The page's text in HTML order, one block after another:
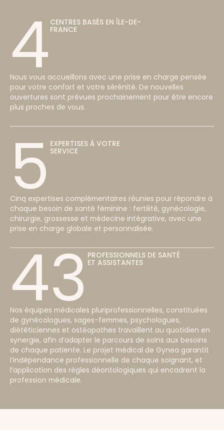
4 CENTRES BASÉS EN ÎLE-DE-
FRANCE
Nous vous accueillons avec une prise en charge pensée
pour votre confort et votre sérénité. De nouvelles
ouvertures sont prévues prochainement pour être encore
plus proches de vous.
5 EXPERTISES À VOTRE
SERVICE
Cinq expertises complémentaires réunies pour répondre à
chaque besoin de santé féminine : fertilité, gynécologie,
chirurgie, grossesse et médecine intégrative, avec une
prise en charge globale et personnalisée.
43PROFESSIONNELS DE SANTÉ
ET ASSISTANTES
Nos équipes médicales pluriprofessionnelles, constituées
de gynécologues, sages-femmes, psychologues,
diététiciennes et ostéopathes travaillent au quotidien en
synergie, afin d’adapter le parcours de soins aux besoins
de chaque patiente. Le projet médical de Gynea garantit
l’indépendance professionnelle de chaque soignant, et
l’application des règles déontologiques qui encadrent la
profession médicale.